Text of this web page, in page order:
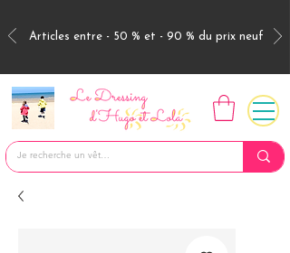
Articles entre - 50 % et - 90 % du prix neuf